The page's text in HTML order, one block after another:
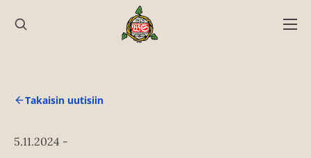
sisältöön
Takaisin uutisiin
5.11.2024 -